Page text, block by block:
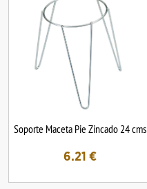
Soporte Maceta Pie Zincado 24 cms
6.21 €